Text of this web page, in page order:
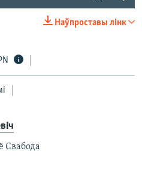
Наўпроставы лінк
Свабода